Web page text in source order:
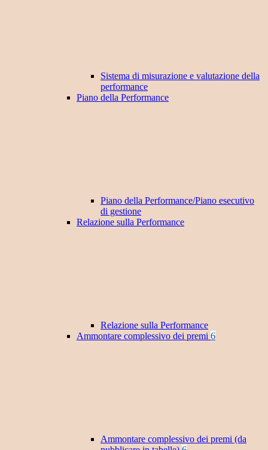
Sistema di misurazione e valutazione della
performance
Piano della Performance
Piano della Performance/Piano esecutivo
di gestione
Relazione sulla Performance
Relazione sulla Performance
Ammontare complessivo dei premi 6
Ammontare complessivo dei premi (da